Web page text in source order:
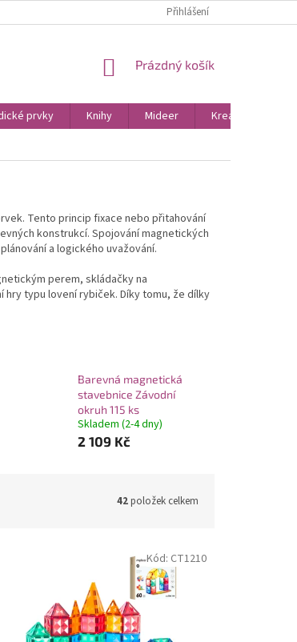
Přihlášení
NÁKUPNÍ
Prázdný košík
prvky Knihy Mideer
Kreativní hračky
Tento princip fixace nebo přitahování
konstrukcí. Spojování magnetických
a logického uvažování.
perem, skládačky na
typu lovení rybiček. Díky tomu, že dílky
Barevná magnetická
stavebnice Závodní
okruh 115 ks
Skladem (2-4 dny)
2 109 Kč
42položek celkem
Kód: CT1210